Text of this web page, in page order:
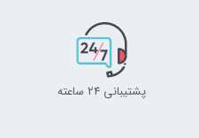
پشتیبانی 24 ساعته